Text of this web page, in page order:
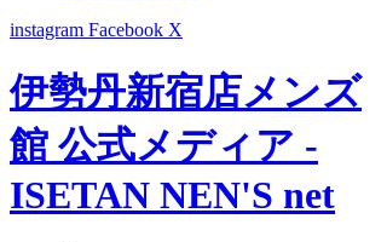
instagram Facebook X
伊勢丹新宿店メンズ
館 公式メディア -
ISETAN NEN'S net